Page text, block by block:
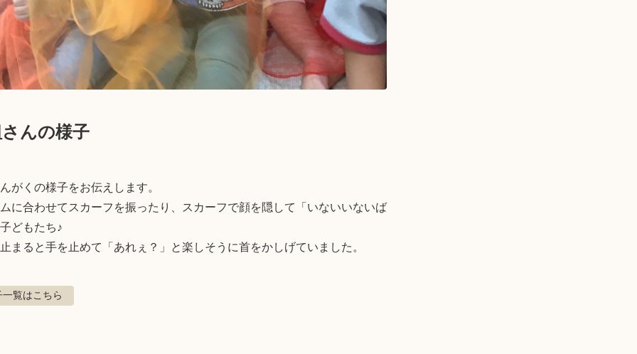
んの様子
がくの様子をお伝えします。
に合わせてスカーフを振ったり、スカーフで顔を隠して「いないいないば
どもたち♪
まると手を止めて「あれぇ？」と楽しそうに首をかしげていました。
一覧はこちら